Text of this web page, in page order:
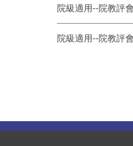
院級適用--院教評
院級適用--院教評